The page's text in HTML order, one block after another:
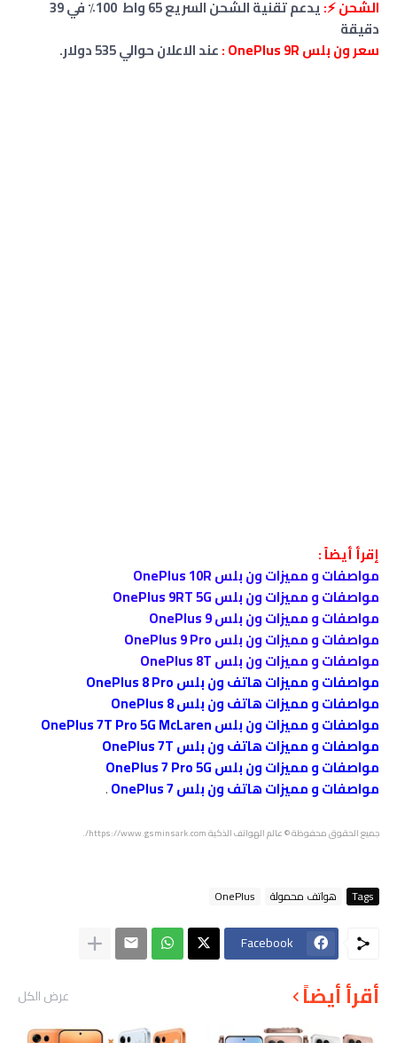
الشحن ⚡:
يدعم تقنية الشحن السريع 65 واط 100٪ في 39
دقيقة
سعر ون بلس OnePlus 9R :
عند الاعلان حوالي 535 دولار.
إقرأ أيضاً :
مواصفات و مميزات ون بلس OnePlus 10R
مواصفات و مميزات ون بلس OnePlus 9RT 5G
مواصفات و مميزات ون بلس OnePlus 9
مواصفات و مميزات ون بلس OnePlus 9 Pro
مواصفات و مميزات ون بلس OnePlus 8T
مواصفات و مميزات هاتف ون بلس OnePlus 8 Pro
مواصفات و مميزات هاتف ون بلس OnePlus 8
مواصفات و مميزات ون بلس OnePlus 7T Pro 5G McLaren
مواصفات و مميزات هاتف ون بلس OnePlus 7T
مواصفات و مميزات ون بلس OnePlus 7 Pro 5G
مواصفات و مميزات هاتف ون بلس OnePlus 7
.
جميع الحقوق محفوظة © عالم الهواتف الذكية https://www.gsminsark.com/.
Tags هواتف محمولة OnePlus
Facebook
أقرأ أيضاً عرض الكل